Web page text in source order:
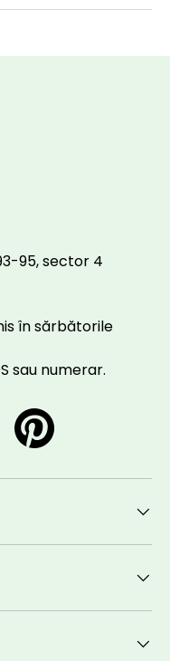
95, sector 4
în sărbătorile
sau numerar.
Pinterest